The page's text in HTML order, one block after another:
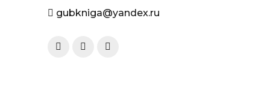
gubkniga@yandex.ru